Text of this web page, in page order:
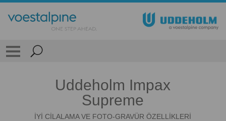
Uddeholm Impax
Supreme
İYİ CİLALAMA VE FOTO-GRAVÜR ÖZELLİKLERİ